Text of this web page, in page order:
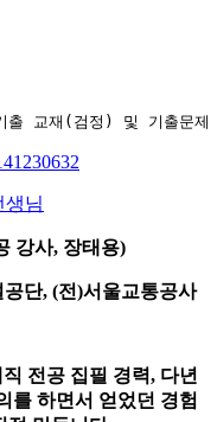
출 교재(검정) 및 기출문제
생님
강사, 장태용)
단, (전)서울교통공사
전공 집필 경력, 다년
를 하면서 얻었던 경험